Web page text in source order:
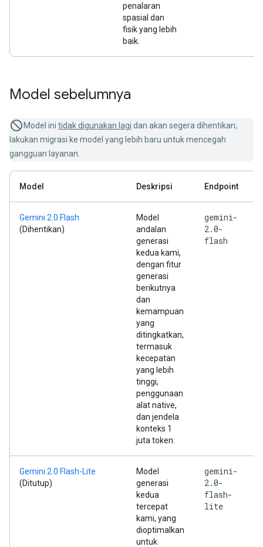
penalaran
spasial dan
fisik yang lebih
baik.
Model sebelumnya
Model ini tidak digunakan lagi dan akan segera dihentikan;
lakukan migrasi ke model yang lebih baru untuk mencegah
gangguan layanan.
Model Deskripsi Endpoint
Gemini 2.0 Flash
(Dihentikan)
Model
andalan
generasi
kedua kami,
dengan fitur
generasi
berikutnya
dan
kemampuan
yang
ditingkatkan,
termasuk
kecepatan
yang lebih
tinggi,
penggunaan
alat native,
dan jendela
konteks 1
juta token.
gemini-
2.0-
flash
Gemini 2.0 Flash-Lite
(Ditutup)
Model
generasi
kedua
tercepat
kami, yang
dioptimalkan
untuk
gemini-
2.0-
flash-
lite